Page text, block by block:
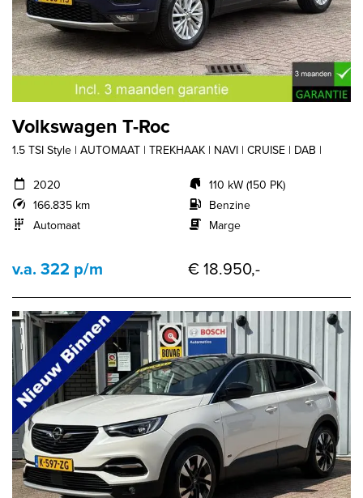
Volkswagen T-Roc
1.5 TSI Style | AUTOMAAT | TREKHAAK | NAVI | CRUISE | DAB |
2020
166.835 km
Automaat
110 kW (150 PK)
Benzine
Marge
v.a. 322 p/m € 18.950,-